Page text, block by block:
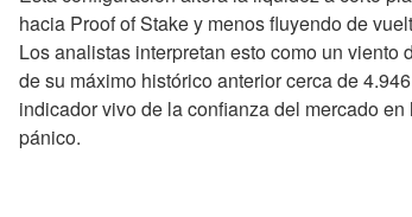
hacia Proof of Stake y menos fluyendo de
Los analistas interpretan esto como un
de su máximo histórico anterior cerca de
indicador vivo de la confianza del mercado
pánico.